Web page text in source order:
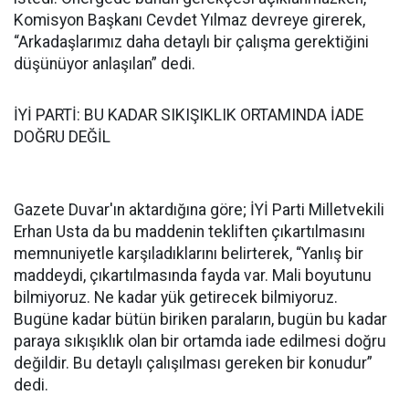
Komisyon Başkanı Cevdet Yılmaz devreye girerek,
“Arkadaşlarımız daha detaylı bir çalışma gerektiğini
düşünüyor anlaşılan” dedi.
İYİ PARTİ: BU KADAR SIKIŞIKLIK ORTAMINDA İADE
DOĞRU DEĞİL
Gazete Duvar'ın aktardığına göre; İYİ Parti Milletvekili
Erhan Usta da bu maddenin tekliften çıkartılmasını
memnuniyetle karşıladıklarını belirterek, “Yanlış bir
maddeydi, çıkartılmasında fayda var. Mali boyutunu
bilmiyoruz. Ne kadar yük getirecek bilmiyoruz.
Bugüne kadar bütün biriken paraların, bugün bu kadar
paraya sıkışıklık olan bir ortamda iade edilmesi doğru
değildir. Bu detaylı çalışılması gereken bir konudur”
dedi.